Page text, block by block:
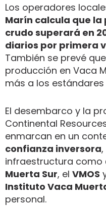
Los operadores
Marín calcula que
crudo superará en
diarios por primera
También se prevé
producción en Vaca
más a los estándares
El desembarco y la
Continental
enmarcan en un
confianza inversora
infraestructura como
Muerta Sur, el VMOS
Instituto Vaca
personal.